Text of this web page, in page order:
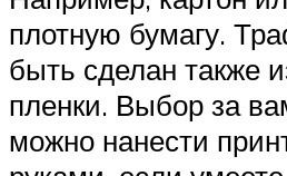
плотную бумагу.
быть сделан также
пленки. Выбор за
можно нанести